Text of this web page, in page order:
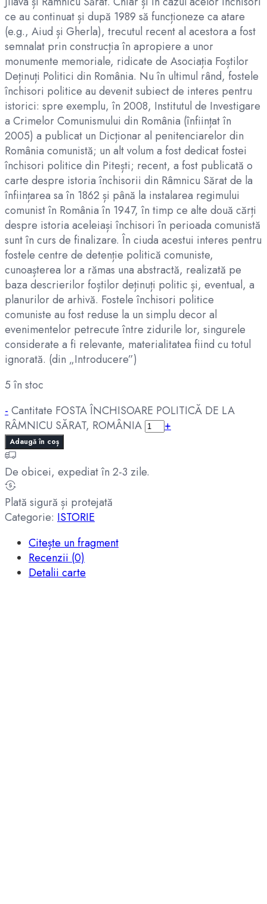
ce au continuat și după 1989 să funcționeze ca atare
(e.g., Aiud și Gherla), trecutul recent al acestora a fost
semnalat prin construcția în apropiere a unor
monumente memoriale, ridicate de Asociația Foștilor
Deținuți Politici din România. Nu în ultimul rând, fostele
închisori politice au devenit subiect de interes pentru
istorici: spre exemplu, în 2008, Institutul de Investigare
a Crimelor Comunismului din România (înființat în
2005) a publicat un Dicționar al penitenciarelor din
România comunistă; un alt volum a fost dedicat fostei
închisori politice din Pitești; recent, a fost publicată o
carte despre istoria închisorii din Râmnicu Sărat de la
înființarea sa în 1862 și până la instalarea regimului
comunist în România în 1947, în timp ce alte două cărți
despre istoria aceleiași închisori în perioada comunistă
sunt în curs de finalizare. În ciuda acestui interes pentru
fostele centre de detenție politică comuniste,
cunoașterea lor a rămas una abstractă, realizată pe
baza descrierilor foștilor deținuți politic și, eventual, a
planurilor de arhivă. Fostele închisori politice
comuniste au fost reduse la un simplu decor al
evenimentelor petrecute între zidurile lor, singurele
considerate a fi relevante, materialitatea fiind cu totul
ignorată. (din „Introducere”)
5 în stoc
-Cantitate FOSTA ÎNCHISOARE POLITICĂ DE LA
RÂMNICU SĂRAT, ROMÂNIA
+
Adaugă în coș
De obicei, expediat în 2-3 zile.
Plată sigură și protejată
Categorie: ISTORIE
Citește un fragment
Recenzii (0)
Detalii carte